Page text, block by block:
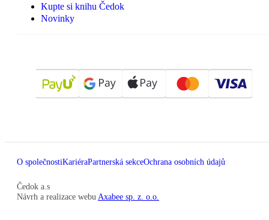
Kupte si knihu Čedok
Novinky
O společnostiKariéraPartnerská sekceOchrana osobních údajů
Čedok a.s
Návrh a realizace webu Axabee sp. z. o.o.